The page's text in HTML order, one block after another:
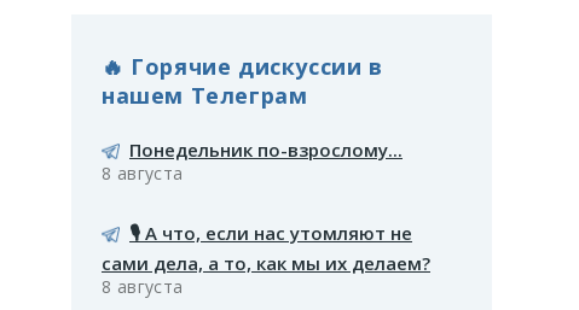
🔥 Горячие дискуссии в
нашем Телеграм
Понедельник по-взрослому...
8 августа
🎙️ А что, если нас утомляют не
сами дела, а то, как мы их делаем?
8 августа